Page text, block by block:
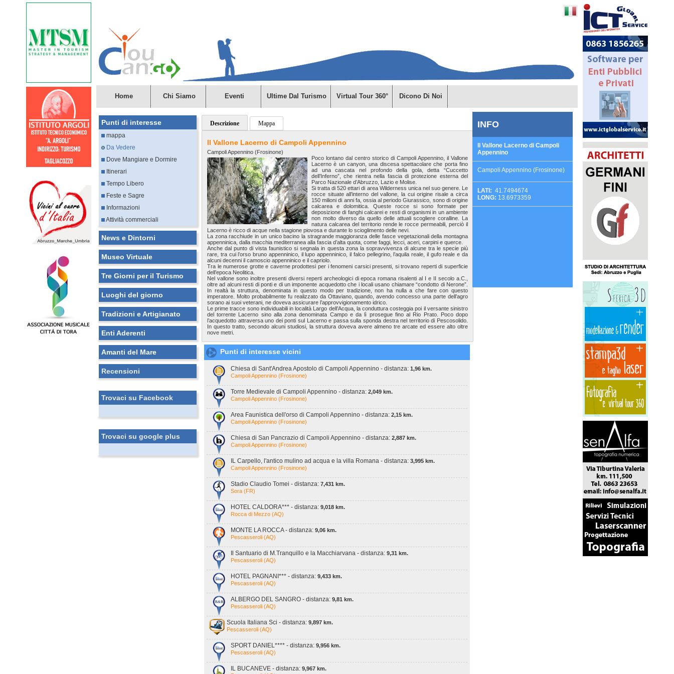
Home Chi Siamo Eventi Ultime Dal Turismo Virtual Tour 360° Dicono Di Noi
Punti di interesse
mappa
Da Vedere
Dove Mangiare e Dormire
Itinerari
Tempo Libero
Feste e Sagre
Informazioni
Attività commerciali
News e Dintorni
Museo Virtuale
Tre Giorni per il Turismo
Luoghi del giorno
Tradizioni e Artigianato
Enti Aderenti
Amanti del Mare
Recensioni
Trovaci su Facebook
Trovaci su google plus
Descrizione Mappa
Il Vallone Lacerno di Campoli Appennino
Campoli Appennino (Frosinone)
Poco lontano dal centro storico di Campoli Appennino, il Vallone
Lacerno è un canyon, una discesa spettacolare che porta fino
ad una cascata nel profondo della gola, detta “Cuccetto
dell’Inferno”, che rientra nella fascia di protezione esterna del
Parco Nazionale d’Abruzzo, Lazio e Molise.
Si tratta di 520 ettari di area Wilderness unica nel suo genere. Le
rocce situate all’interno del vallone, la cui origine risale a circa
150 milioni di anni fa, ossia al periodo Giurassico, sono di origine
calcarea e dolomitica. Queste rocce si sono formate per
deposizione di fanghi calcarei e resti di organismi in un ambiente
non molto diverso da quello delle attuali scogliere coralline. La
natura calcarea del territorio rende le rocce permeabili, perciò il
Lacerno è ricco di acque nella stagione piovosa e durante lo scioglimento delle nevi.
La zona racchiude in un unico bacino la stragrande maggioranza delle fasce vegetazionali della montagna
appenninica, dalla macchia mediterranea alla fascia d’alta quota, come faggi, lecci, aceri, carpini e querce.
Anche dal punto di vista faunistico si segnala in questa zona la sopravvivenza di alcune tra le specie più
rare, tra cui l’orso bruno appenninico, il lupo appenninico, il falco pellegrino, l’aquila reale, il gufo reale e da
alcuni decenni il camoscio appenninico e il capriolo.
Tra le numerose grotte e caverne prodottesi per i fenomeni carsici presenti, si trovano reperti di superficie
dell’epoca Neolitica.
Nel vallone sono inoltre presenti diversi reperti archeologici di epoca romana risalenti al I e II secolo a.C.,
oltre ad alcuni resti di ponti e di un imponente acquedotto che i locali usano chiamare “condotto di Nerone”.
In realtà la struttura, denominata in questo modo per tradizione, non ha nulla a che fare con questo
imperatore. Molto probabilmente fu realizzato da Ottaviano, quando, avendo concesso una parte dell’agro
sorano ai suoi veterani, ne doveva assicurare l’approvvigionamento idrico.
Le prime tracce sono individuabili in località Largo dell’Acqua, la conduttura costeggia poi il versante sinistro
del torrente Lacerno sino alla zona denominata Campo e da lì prosegue fino al Rio Prato. Poco dopo
l’acquedotto attraversa uno dei ponti sul Lacerno e passa sulla sponda destra nel territorio di Pescosolido.
In questo tratto, secondo alcuni studiosi, la struttura doveva avere almeno tre arcate ed essere alto oltre
nove metri.
Punti di interesse vicini
Chiesa di Sant'Andrea Apostolo di Campoli Appennino - distanza: 1,96 km.
Campoli Appennino (Frosinone)
Torre Medievale di Campoli Appennino - distanza: 2,049 km.
Campoli Appennino (Frosinone)
Area Faunistica dell'orso di Campoli Appennino - distanza: 2,15 km.
Campoli Appennino (Frosinone)
Chiesa di San Pancrazio di Campoli Appennino - distanza: 2,887 km.
Campoli Appennino (Frosinone)
IL Carpello, l'antico mulino ad acqua e la villa Romana - distanza: 3,995 km.
Campoli Appennino (Frosinone)
Stadio Claudio Tomei - distanza: 7,431 km.
Sora (FR)
HOTEL CALDORA*** - distanza: 9,018 km.
Rocca di Mezzo (AQ)
MONTE LA ROCCA - distanza: 9,06 km.
Pescasseroli (AQ)
Il Santuario di M.Tranquillo e la Macchiarvana - distanza: 9,31 km.
Pescasseroli (AQ)
HOTEL PAGNANI*** - distanza: 9,433 km.
Pescasseroli (AQ)
ALBERGO DEL SANGRO - distanza: 9,81 km.
Pescasseroli (AQ)
Scuola Italiana Sci - distanza: 9,897 km.
Pescasseroli (AQ)
SPORT DANIEL**** - distanza: 9,956 km.
Pescasseroli (AQ)
IL BUCANEVE - distanza: 9,967 km.
INFO
Il Vallone Lacerno di Campoli
Appennino
Campoli Appennino (Frosinone)
LATI: 41.7494674
LONG: 13.6973359